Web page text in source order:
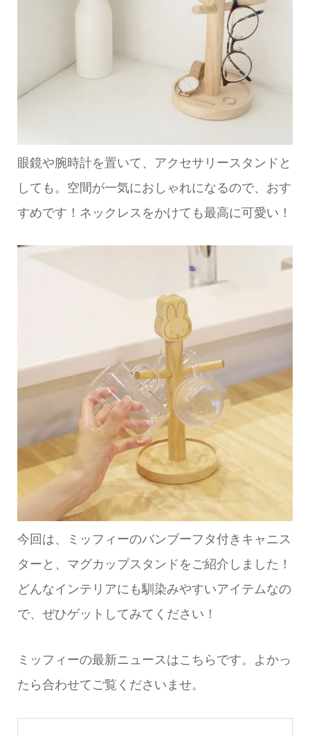
眼鏡や腕時計を置いて、アクセサリースタンドと
しても。空間が一気におしゃれになるので、おす
すめです！ネックレスをかけても最高に可愛い！
今回は、ミッフィーのバンブーフタ付きキャニス
ターと、マグカップスタンドをご紹介しました！
どんなインテリアにも馴染みやすいアイテムなの
で、ぜひゲットしてみてください！
ミッフィーの最新ニュースはこちらです。よかっ
たら合わせてご覧くださいませ。